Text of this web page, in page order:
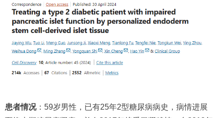
患者情况：59岁男性，已有25年2型糖尿病病史，病情进展